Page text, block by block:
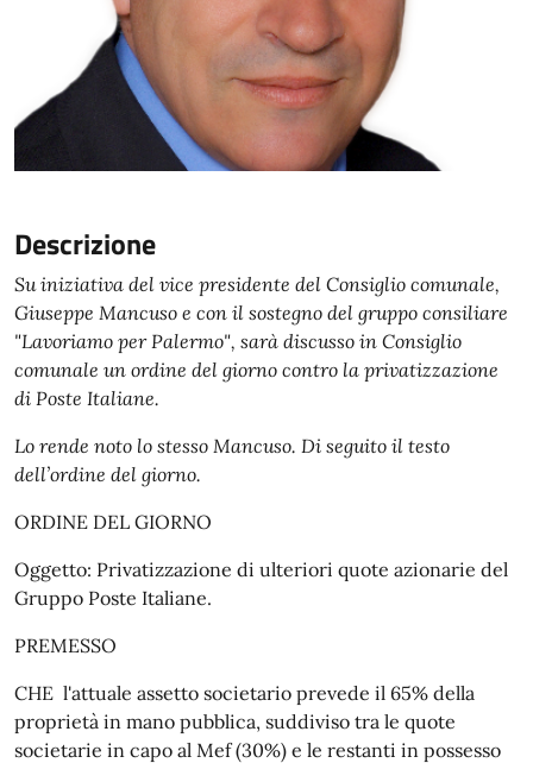
Descrizione
Su iniziativa del vice presidente del Consiglio comunale,
Giuseppe Mancuso e con il sostegno del gruppo consiliare
"Lavoriamo per Palermo", sarà discusso in Consiglio
comunale un ordine del giorno contro la privatizzazione
di Poste Italiane.
Lo rende noto lo stesso Mancuso. Di seguito il testo
dell’ordine del giorno.
ORDINE DEL GIORNO
Oggetto: Privatizzazione di ulteriori quote azionarie del
Gruppo Poste Italiane.
PREMESSO
CHE l'attuale assetto societario prevede il 65% della
proprietà in mano pubblica, suddiviso tra le quote
societarie in capo al Mef (30%) e le restanti in possesso